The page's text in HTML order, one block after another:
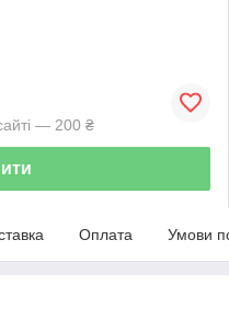
— 200 ₴
Оплата Умови